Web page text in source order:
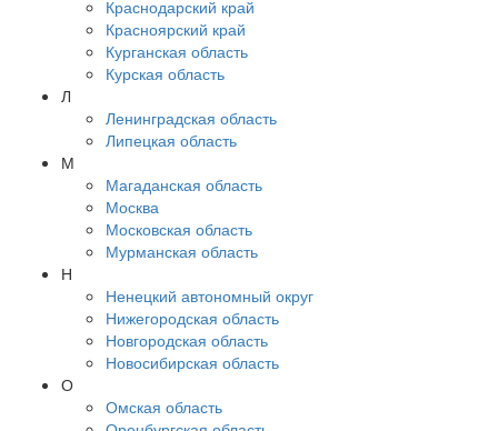
Краснодарский край
Красноярский край
Курганская область
Курская область
Л
Ленинградская область
Липецкая область
М
Магаданская область
Москва
Московская область
Мурманская область
Н
Ненецкий автономный округ
Нижегородская область
Новгородская область
Новосибирская область
О
Омская область